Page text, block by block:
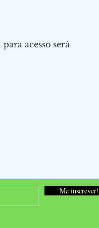
acesso será
Me inscrever!